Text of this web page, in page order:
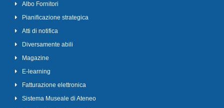
Albo Fornitori
Pianificazione strategica
Atti di notifica
Diversamente abili
Magazine
E-learning
Fatturazione elettronica
Sistema Museale di Ateneo